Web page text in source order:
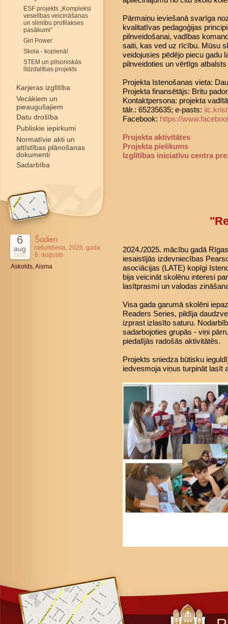
ESF projekts „Kompleksi
veselības veicināšanas
un slimību profilakses
pasākumi”
Girl Power
Skola - kopienā!
STEM un pilsoniskās
līdzdalības projekts
Karjeras izglītība
Vecākiem un
pieaugušajiem
Datu drošība
Publiskie iepirkumi
Normatīvie akti un
attīstības plānošanas
dokumenti
Sadarbība
6
aug
2026
Šodien
ceturtdiena, 2026. gada
6. augusts
Askolds, Aisma
Pārmaiņu ieviešanā svarīga
kvalitatīvas pedagoģijas
pilnveidošanai, vadības
saiti, kas ved uz rīcību. Mūsu
veidojusies pēdējo piecu gadu
pilnveidoties un vērtīgs
Projekta īstenošanas vieta:
Projekta finansētājs: Britu
Kontaktpersona: projekta
tālr.: 65235635; e-pasts:
Facebook: https://
Projekta aktivitātes
Projekta pielikums
Izglītības iniciatīvu centra
2024./2025. mācību gadā
iesaistījās izdevniecības
asociācijas (LATE) kopīgi
bija veicināt skolēnu interesi
lasītprasmi un valodas
Visa gada garumā skolēni
Readers Series, pildīja
izprast izlasīto saturu.
sadarbojoties grupās - viņi
piedalījās radošās aktivitātēs.
Projekts sniedza būtisku
iedvesmoja viņus turpināt lasīt